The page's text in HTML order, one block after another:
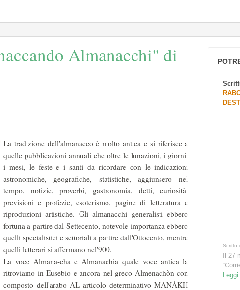
Almanacchi" di
La tradizione dell'almanacco è molto antica e si riferisce a
quelle pubbli­cazioni annuali che oltre le lunazioni, i giorni,
i mesi, le feste e i santi da ricor­dare con le indicazioni
astronomiche, geografiche, statistiche, aggiunsero nel
tempo, notizie, proverbi, gastronomia, detti, curiosità,
previsioni e profezie, eso­terismo, pagine di letteratura e
riproduzioni artistiche. Gli almanacchi generalisti ebbero
fortuna a partire dal Settecento, notevole importanza ebbero
quelli spe­cialistici e settoriali a partire dall'Ottocento, mentre
quelli letterari si affermano nel'900.
La voce Almana-cha e Almanachia quale voce antica la
ritroviamo in Eu­sebio e ancora nel greco Almenachòn con
composto dell'arabo AL articolo de­terminativo MANÀKH
Scritto
Il 27